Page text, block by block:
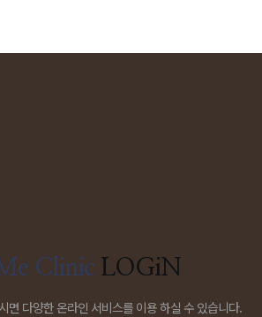
Clinic LOGiN
면 다양한 온라인 서비스를 이용 하실 수 있습니다.